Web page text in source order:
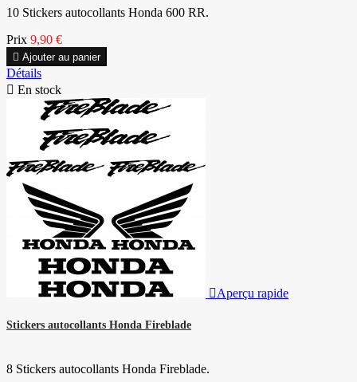
10 Stickers autocollants Honda 600 RR.
Prix 9,90 €
 Ajouter au panier
Détails
 En stock
Aperçu rapide
Stickers autocollants Honda Fireblade
8 Stickers autocollants Honda Fireblade.